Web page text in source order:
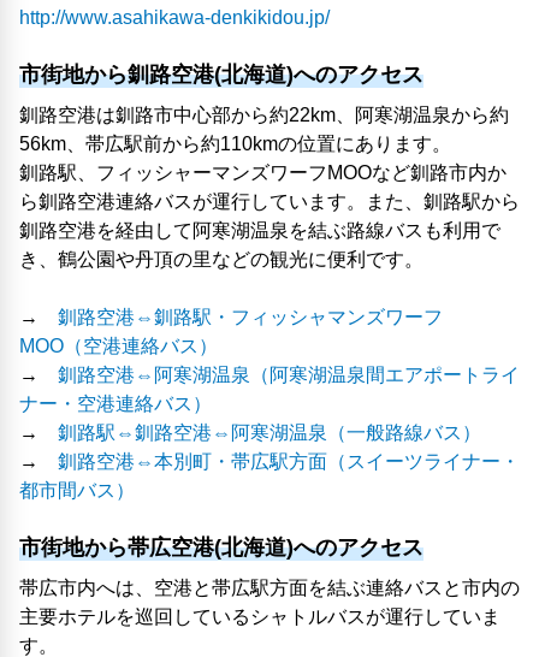
http://www.asahikawa-denkikidou.jp/
市街地から釧路空港(北海道)へのアクセス
釧路空港は釧路市中心部から約22km、阿寒湖温泉から約
56km、帯広駅前から約110kmの位置にあります。
釧路駅、フィッシャーマンズワーフMOOなど釧路市内か
ら釧路空港連絡バスが運行しています。また、釧路駅から
釧路空港を経由して阿寒湖温泉を結ぶ路線バスも利用で
き、鶴公園や丹頂の里などの観光に便利です。
→ 釧路空港⇔釧路駅・フィッシャマンズワーフ
MOO（空港連絡バス）
→ 釧路空港⇔阿寒湖温泉（阿寒湖温泉間エアポートライ
ナー・空港連絡バス）
→ 釧路駅⇔釧路空港⇔阿寒湖温泉（一般路線バス）
→ 釧路空港⇔本別町・帯広駅方面（スイーツライナー・
都市間バス）
市街地から帯広空港(北海道)へのアクセス
帯広市内へは、空港と帯広駅方面を結ぶ連絡バスと市内の
主要ホテルを巡回しているシャトルバスが運行していま
す。